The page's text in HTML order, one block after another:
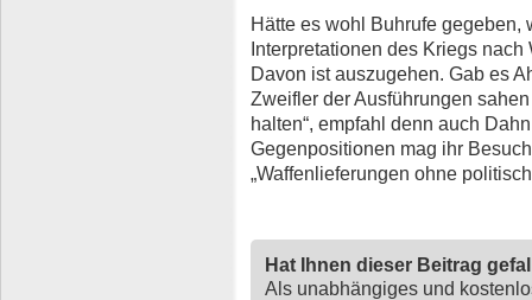
Hätte es wohl Buhrufe gegeben,
Interpretationen des Kriegs
Davon ist auszugehen. Gab es
Zweifler der Ausführungen
halten“, empfahl denn auch
Gegenpositionen mag ihr
„Waffenlieferungen ohne
Hat Ihnen dieser Beitrag
Als unabhängiges und